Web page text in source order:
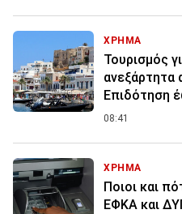
ΧΡΗΜΑ
Τουρισμός
Επιδότηση
08:41
ΧΡΗΜΑ
Ποιοι και
ΕΦΚΑ και